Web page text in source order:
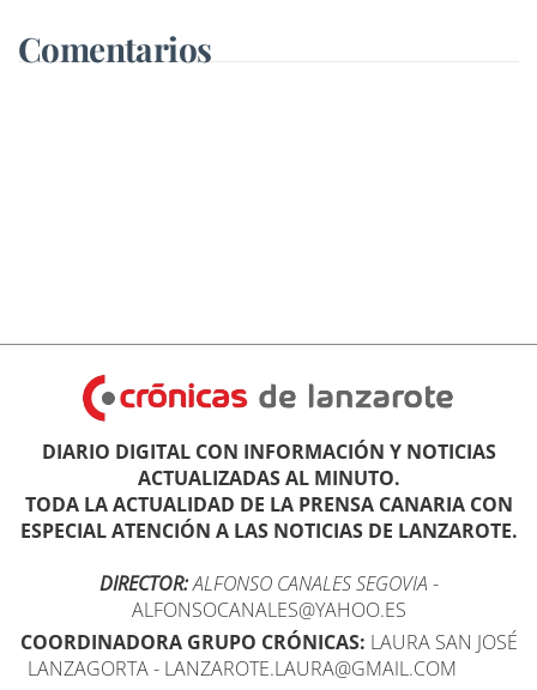
Comentarios
DIARIO DIGITAL CON INFORMACIÓN Y NOTICIAS
ACTUALIZADAS AL MINUTO.
TODA LA ACTUALIDAD DE LA PRENSA CANARIA CON
ESPECIAL ATENCIÓN A LAS NOTICIAS DE LANZAROTE.
DIRECTOR:ALFONSO CANALES SEGOVIA -
ALFONSOCANALES@YAHOO.ES
COORDINADORA GRUPO CRÓNICAS: LAURA SAN JOSÉ
LANZAGORTA - LANZAROTE.LAURA@GMAIL.COM